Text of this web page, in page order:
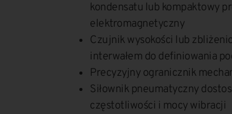
kondensatu lub kompaktowy
elektromagnetyczny
Czujnik wysokości lub
interwałem do definiowania
Precyzyjny ogranicznik
Siłownik pneumatyczny
częstotliwości i mocy wibracji